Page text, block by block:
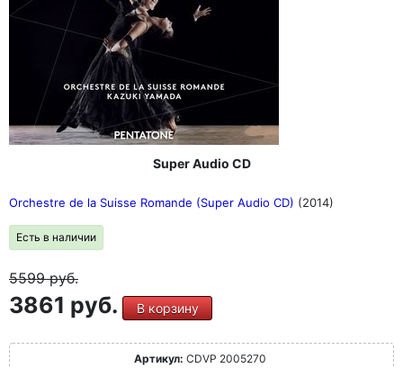
Super Audio CD
Orchestre de la Suisse Romande (Super Audio CD) (2014)
Есть в наличии
5599руб.
3861 руб. В корзину
Артикул: CDVP 2005270